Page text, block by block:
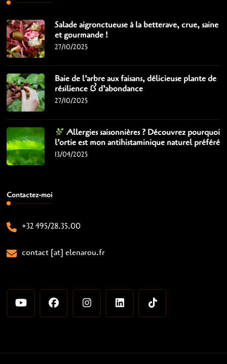
Salade aigronctueuse à la betterave, crue, saine
et gourmande !
27/10/2025
Baie de l’arbre aux faisans, délicieuse plante de
résilience & d’abondance
27/10/2025
Allergies saisonnières ? Découvrez pourquoi
l’ortie est mon antihistaminique naturel préféré
13/04/2025
Contactez-moi
+32 495/28.35.00
contact [at] elenarou.fr